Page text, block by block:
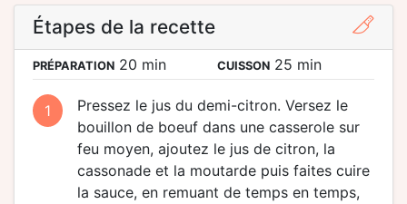
Étapes de la recette
PRÉPARATION 20 min CUISSON 25 min
1
Pressez le jus du demi-citron. Versez le
bouillon de boeuf dans une casserole sur
feu moyen, ajoutez le jus de citron, la
cassonade et la moutarde puis faites cuire
la sauce, en remuant de temps en temps,